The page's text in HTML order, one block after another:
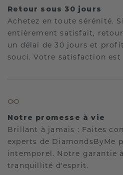
Retour sous 30 jours
Achetez en toute sérénité.
entièrement satisfait,
un délai de 30 jours et
souci. Votre satisfaction
Notre promesse à vie
Brillant à jamais : Faites
experts de DiamondsByMe
intemporel. Notre garantie
tranquillité d'esprit.